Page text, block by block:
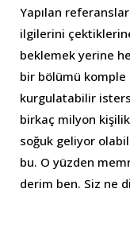
Yapılan
ilgilerini
beklemek yerine
bir bölümü
kurgulatabilir
birkaç milyon
soğuk geliyor
bu. O yüzden
derim ben. Siz ne